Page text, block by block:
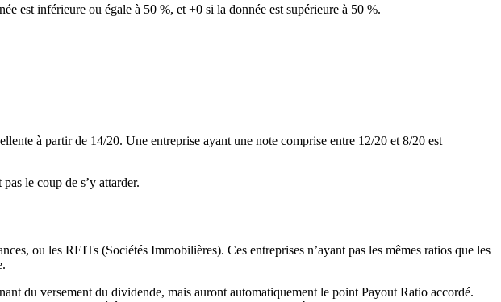
est inférieure ou égale à 50 %, et +0 si la donnée est supérieure à 50 %.
à partir de 14/20. Une entreprise ayant une note comprise entre 12/20 et 8/20 est
le coup de s’y attarder.
ou les REITs (Sociétés Immobilières). Ces entreprises n’ayant pas les mêmes ratios que les
du versement du dividende, mais auront automatiquement le point Payout Ratio accordé.